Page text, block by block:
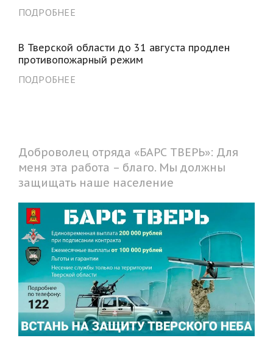
ПОДРОБНЕЕ
В Тверской области до 31 августа продлен
противопожарный режим
ПОДРОБНЕЕ
Доброволец отряда «БАРС ТВЕРЬ»: Для
меня эта работа – благо. Мы должны
защищать наше население